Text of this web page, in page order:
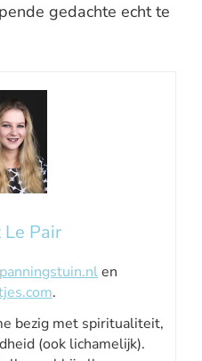
gedachte echt te
Pair
en
.
bezig met spiritualiteit,
(ook lichamelijk).